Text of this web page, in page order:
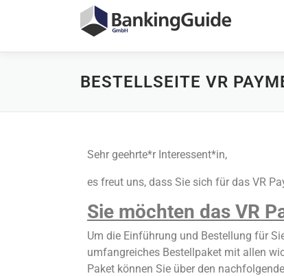
BESTELLSEITE VR
Sehr geehrte*r Interessent*in,
es freut uns, dass Sie sich für das VR
Sie möchten das VR
Um die Einführung und Bestellung für
umfangreiches Bestellpaket mit allen
Paket können Sie über den